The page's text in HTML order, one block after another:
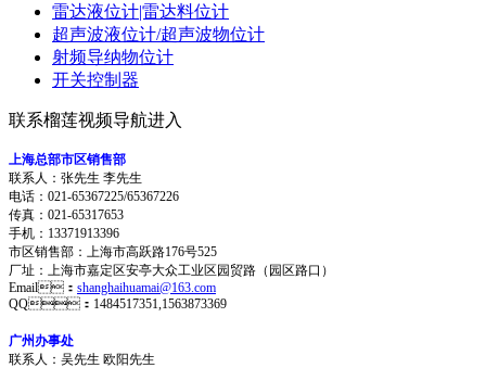
雷达液位计|雷达料位计
超声波液位计/超声波物位计
射频导纳物位计
开关控制器
联系榴莲视频导航进入
上海总部市区销售部
联系人：张先生 李先生
电话：021-65367225/65367226
传真：021-65317653
手机：13371913396
市区销售部：上海市高跃路176号525
厂址：上海市嘉定区安亭大众工业区园贸路（园区路口）
Email： shanghaihuamai@163.com
QQ：1484517351,1563873369
广州办事处
联系人：吴先生 欧阳先生